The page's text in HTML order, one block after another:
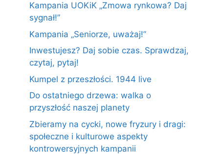
Kampania UOKiK „Zmowa rynkowa? Daj
sygnał!”
Kampania „Seniorze, uważaj!”
Inwestujesz? Daj sobie czas. Sprawdzaj,
czytaj, pytaj!
Kumpel z przeszłości. 1944 live
Do ostatniego drzewa: walka o
przyszłość naszej planety
Zbieramy na cycki, nowe fryzury i dragi:
społeczne i kulturowe aspekty
kontrowersyjnych kampanii